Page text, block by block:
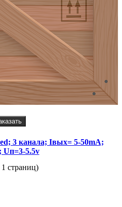
3 канала; Iвых= 5-50mА;
Uп=3-5.5v
страниц)